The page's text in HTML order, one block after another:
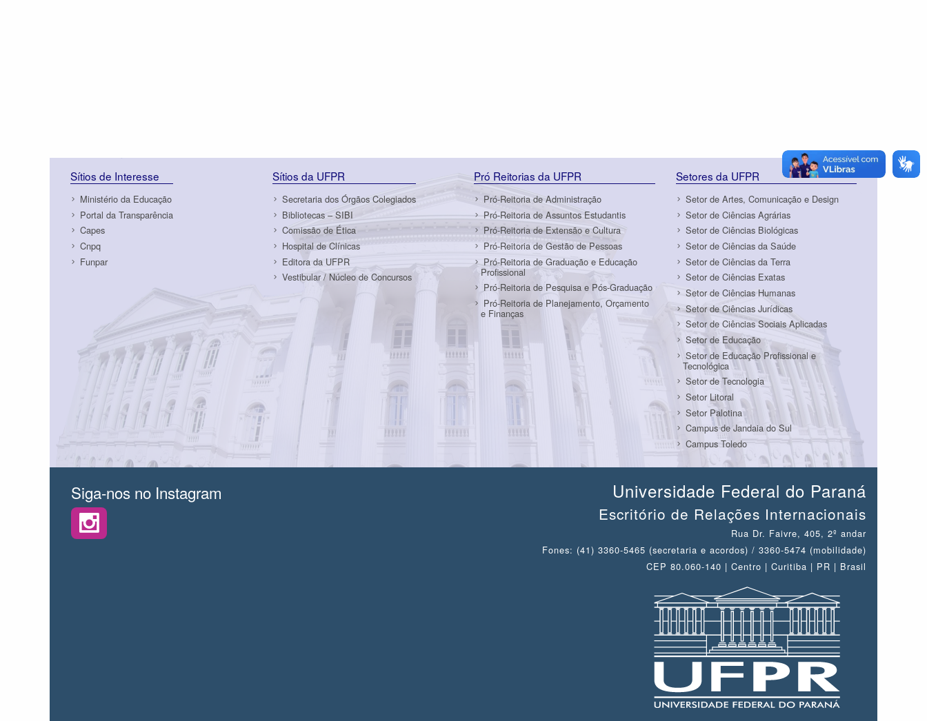
Sítios de Interesse
Ministério da Educação
Portal da Transparência
Capes
Cnpq
Funpar
Sítios da UFPR
Secretaria dos Órgãos Colegiados
Bibliotecas – SIBI
Comissão de Ética
Hospital de Clínicas
Editora da UFPR
Vestibular / Núcleo de Concursos
Pró Reitorias da UFPR
Pró-Reitoria de Administração
Pró-Reitoria de Assuntos Estudantis
Pró-Reitoria de Extensão e Cultura
Pró-Reitoria de Gestão de Pessoas
Pró-Reitoria de Graduação e Educação
Profissional
Pró-Reitoria de Pesquisa e Pós-Graduação
Pró-Reitoria de Planejamento, Orçamento
e Finanças
Setores da UFPR
Setor de Artes, Comunicação e Design
Setor de Ciências Agrárias
Setor de Ciências Biológicas
Setor de Ciências da Saúde
Setor de Ciências da Terra
Setor de Ciências Exatas
Setor de Ciências Humanas
Setor de Ciências Jurídicas
Setor de Ciências Sociais Aplicadas
Setor de Educação
Setor de Educação Profissional e
Tecnológica
Setor de Tecnologia
Setor Litoral
Setor Palotina
Campus de Jandaia do Sul
Campus Toledo
Siga-nos no Instagram Universidade Federal do Paraná
Escritório de Relações Internacionais
Rua Dr. Faivre, 405, 2º andar
Fones: (41) 3360-5465 (secretaria e acordos) / 3360-5474 (mobilidade)
CEP 80.060-140 | Centro | Curitiba | PR | Brasil